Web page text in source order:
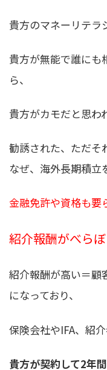
貴方のマネーリテラ
貴方が無能で誰にも
ら、
貴方がカモだと思わ
勧誘された、ただそ
なぜ、海外長期積立
金融免許や資格も要
紹介報酬がべら
紹介報酬が高い＝顧
になっており、
保険会社やIFA、紹介
貴方が契約して2年